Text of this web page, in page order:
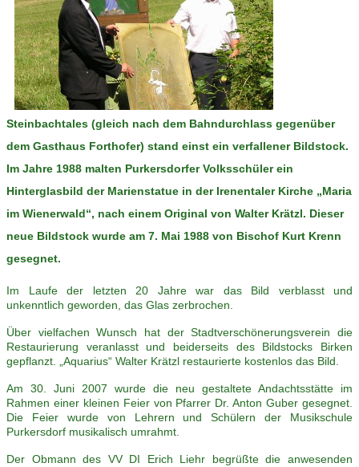
Steinbachtales (gleich nach dem Bahndurchlass gegenüber
dem Gasthaus Forthofer) stand einst ein verfallener Bildstock.
Im Jahre 1988 malten Purkersdorfer Volksschüler ein
Hinterglasbild der Marienstatue in der Irenentaler Kirche „Maria
im Wienerwald“, nach einem Original von Walter Krätzl. Dieser
neue Bildstock wurde am 7. Mai 1988 von Bischof Kurt Krenn
gesegnet.
Im Laufe der letzten 20 Jahre war das Bild verblasst und
unkenntlich geworden, das Glas zerbrochen.
Über vielfachen Wunsch hat der Stadtverschönerungsverein die
Restaurierung veranlasst und beiderseits des Bildstocks Birken
gepflanzt. „Aquarius“ Walter Krätzl restaurierte kostenlos das Bild.
Am 30. Juni 2007 wurde die neu gestaltete Andachtsstätte im
Rahmen einer kleinen Feier von Pfarrer Dr. Anton Guber gesegnet.
Die Feier wurde von Lehrern und Schülern der Musikschule
Purkersdorf musikalisch umrahmt.
Der Obmann des VV DI Erich Liehr begrüßte die anwesenden